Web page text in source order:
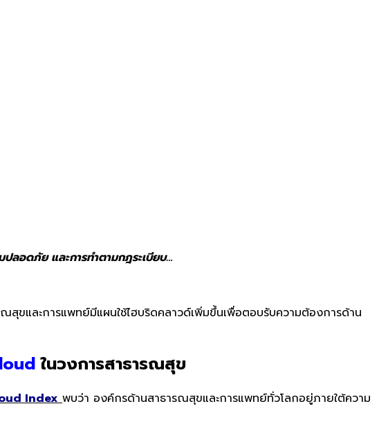
อดภัย และการทำตามกฎระเบียบ…
สุขและการแพทย์มีแผนใช้ไฮบริดคลาวด์เพิ่มขึ้นเพื่อตอบรับความต้องการด้าน
ในวงการสาธารณสุข
Index พบว่า องค์กรด้านสาธารณสุขและการแพทย์ทั่วโลกอยู่ภายใต้ความ